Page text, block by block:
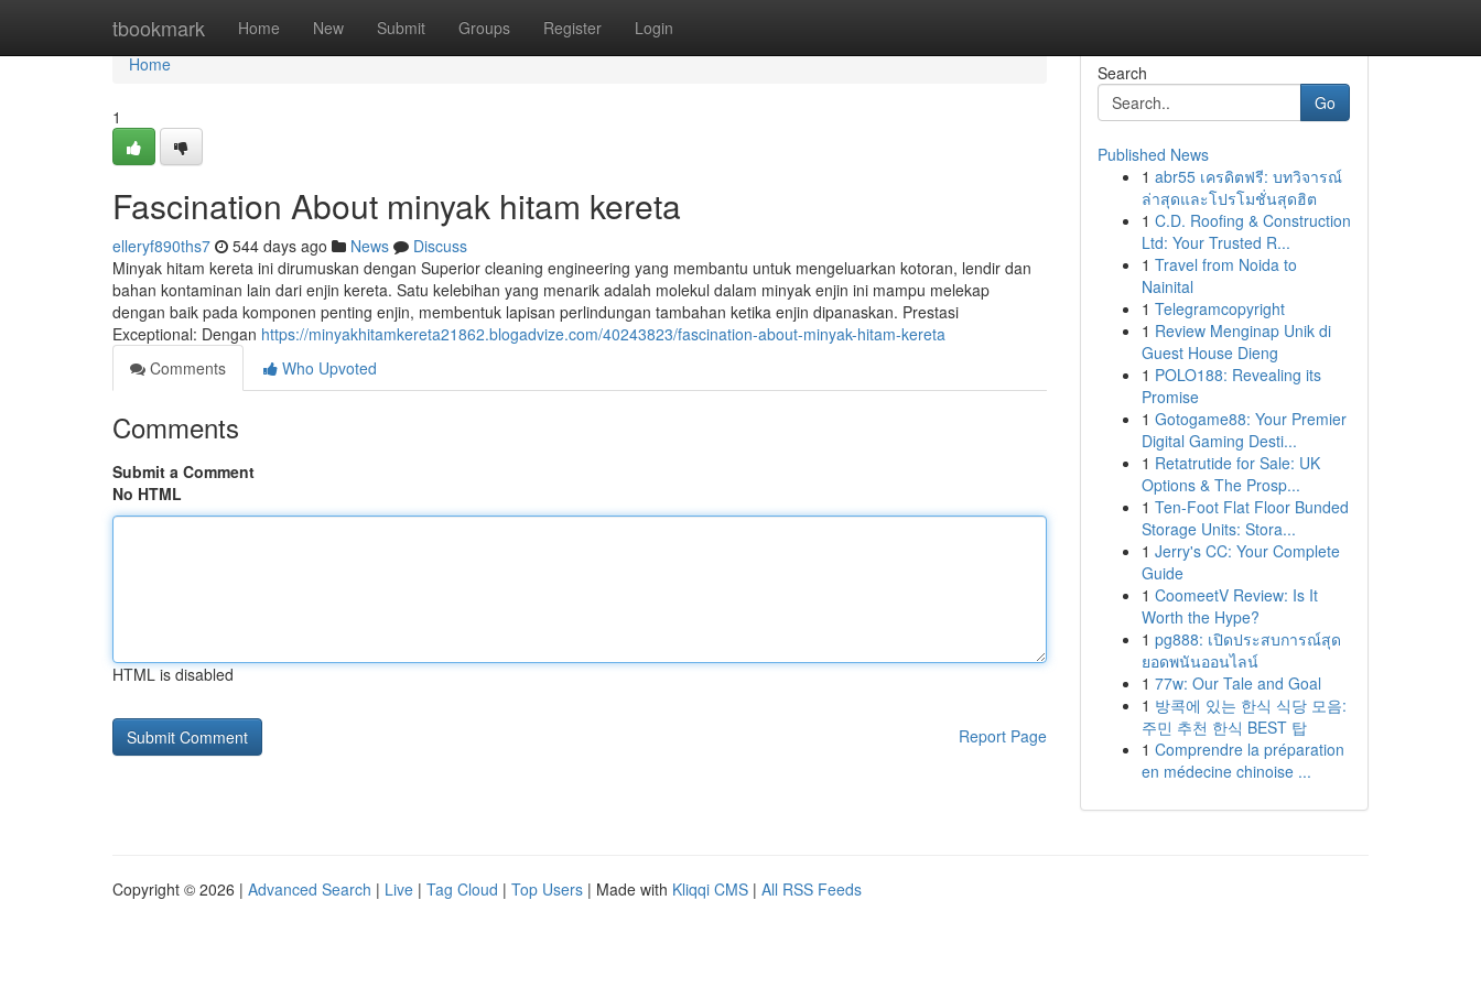
tbookmark Home New Submit Groups Register Login
Home
Home
1
Fascination About minyak hitam kereta
elleryf890ths7 544 days ago News
Discuss
Minyak hitam kereta ini dirumuskan dengan Superior cleaning engineering yang membantu untuk mengeluarkan kotoran, lendir dan
bahan kontaminan lain dari enjin kereta. Satu kelebihan yang menarik adalah molekul dalam minyak enjin ini mampu melekap
dengan baik pada komponen penting enjin, membentuk lapisan perlindungan tambahan ketika enjin dipanaskan. Prestasi
Exceptional: Dengan https://minyakhitamkereta21862.blogadvize.com/40243823/fascination-about-minyak-hitam-kereta
Comments
Who Upvoted
Comments
Submit a Comment
No HTML
HTML is disabled
Report Page
Search
Go
Published News
1 abr55 เครดิตฟรี: บทวิจารณ์
ล่าสุดและโปรโมชั่นสุดฮิต
1 C.D. Roofing & Construction
Ltd: Your Trusted R...
1 Travel from Noida to
Nainital
1 Telegramcopyright
1 Review Menginap Unik di
Guest House Dieng
1 POLO188: Revealing its
Promise
1 Gotogame88: Your Premier
Digital Gaming Desti...
1 Retatrutide for Sale: UK
Options & The Prosp...
1 Ten-Foot Flat Floor Bunded
Storage Units: Stora...
1 Jerry's CC: Your Complete
Guide
1 CoomeetV Review: Is It
Worth the Hype?
1 pg888: เปิดประสบการณ์สุด
ยอดพนันออนไลน์
1 77w: Our Tale and Goal
1 방콕에 있는 한식 식당 모음:
주민 추천 한식 BEST 탑
1 Comprendre la préparation
en médecine chinoise ...
Copyright © 2026 | Advanced Search | Live | Tag Cloud | Top Users | Made with Kliqqi CMS | All RSS Feeds